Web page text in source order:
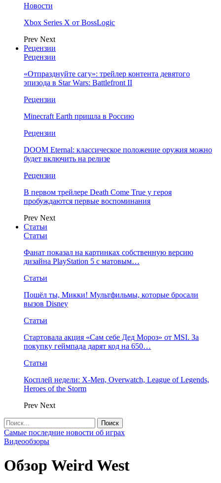
Новости
Xbox Series X от BossLogic
Prev Next
Рецензии
Рецензии
«Отпразднуйте сагу»: трейлер контента девятого
эпизода в Star Wars: Battlefront II
Рецензии
Minecraft Earth пришла в Россию
Рецензии
DOOM Eternal: классическое положение оружия можно
будет включить на релизе
Рецензии
В первом трейлере Death Come True у героя
пробуждаются первые воспоминания
Prev Next
Статьи
Статьи
Фанат показал на картинках собственную версию
дизайна PlayStation 5 с матовым…
Статьи
Пошёл ты, Микки! Мультфильмы, которые бросали
вызов Disney
Статьи
Стартовала акция «Сам себе Дед Мороз» от MSI. За
покупку геймпада дарят код на 650…
Статьи
Косплей недели: X-Men, Overwatch, League of Legends,
Heroes of the Storm
Prev Next
Самые последние новости об играх
Видеообзоры
Обзор Weird West